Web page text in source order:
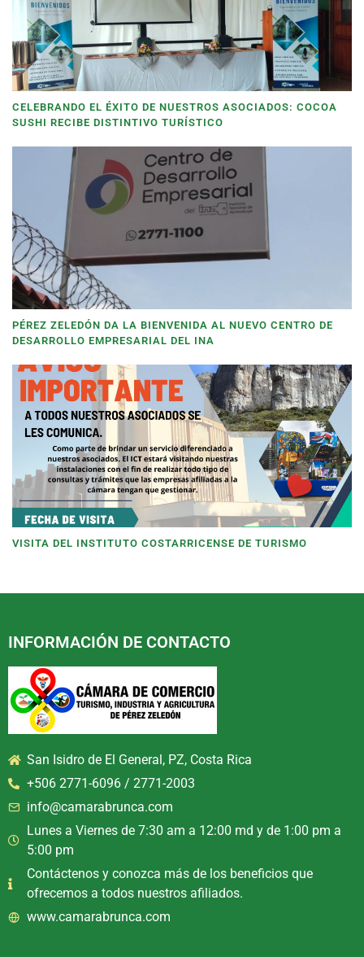
CELEBRANDO EL ÉXITO DE NUESTROS ASOCIADOS: COCOA
SUSHI RECIBE DISTINTIVO TURÍSTICO
PÉREZ ZELEDÓN DA LA BIENVENIDA AL NUEVO CENTRO DE
DESARROLLO EMPRESARIAL DEL INA
VISITA DEL INSTITUTO COSTARRICENSE DE TURISMO
INFORMACIÓN DE CONTACTO
San Isidro de El General, PZ, Costa Rica
+506 2771-6096 / 2771-2003
info@camarabrunca.com
Lunes a Viernes de 7:30 am a 12:00 md y de 1:00 pm a
5:00 pm
Contáctenos y conozca más de los beneficios que
ofrecemos a todos nuestros afiliados.
www.camarabrunca.com